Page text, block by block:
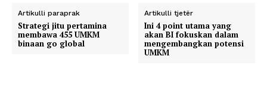
Artikulli paraprak
Strategi jitu pertamina
membawa 455 UMKM
binaan go global
Artikulli tjetër
Ini 4 point utama yang
akan BI fokuskan dalam
mengembangkan potensi
UMKM